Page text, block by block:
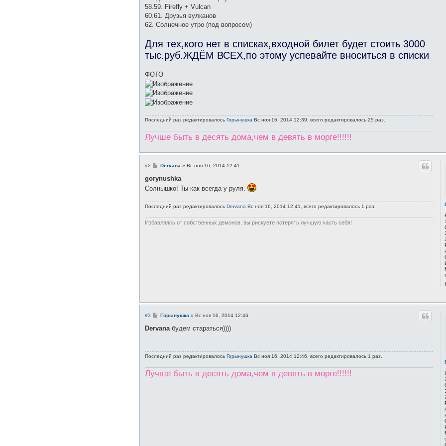
58.59. Firefly + Vulcan
60.61. Друзья вулканов
62. Солнечное утро (под вопросом)
Для тех,кого нет в списках,входной билет будет стоить 3000
тыс.руб.ЖДЁМ ВСЕХ,по этому успевайте вноситься в списки
ФОТО
Последний раз редактировалось Горынушка Вс ноя 16, 2014 12:39, всего редактировалось 25 раз.
Лучше быть в десять дома,чем в девять в морге!!!!!!
#2
С
о
щ
н
и
Dervana » Вс ноя 16, 2014 12:41
gorynushka
Солнышко! Ты как всегда у руля.
Последний раз редактировалось Dervana Вс ноя 16, 2014 12:41, всего редактировалось 1 раз.
Избавляясь от собственных демонов, вы рискуете потерять лучшую часть себя!
#3
С
о
н
и
Горынушка » Вс ноя 16, 2014 12:46
Dervana будем стараться))))
Последний раз редактировалось Горынушка Вс ноя 16, 2014 12:46, всего редактировалось 1 раз.
Лучше быть в десять дома,чем в девять в морге!!!!!!